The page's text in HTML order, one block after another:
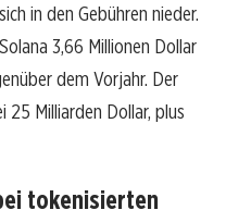
in den Gebühren nieder.
3,66 Millionen Dollar
dem Vorjahr. Der
Milliarden Dollar, plus
tokenisierten